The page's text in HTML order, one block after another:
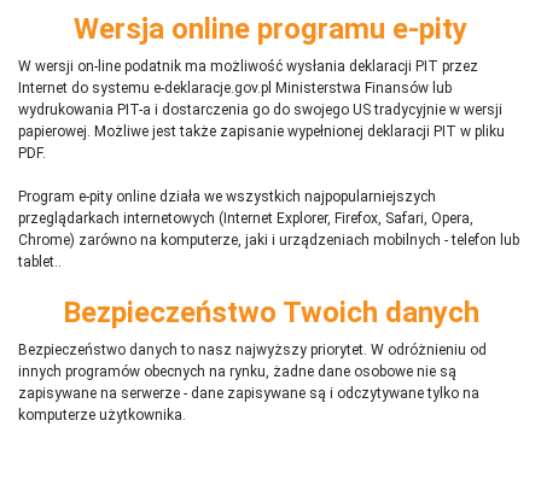
Wersja online programu e-pity
W wersji on-line podatnik ma możliwość wysłania deklaracji PIT przez
Internet do systemu e-deklaracje.gov.pl Ministerstwa Finansów lub
wydrukowania PIT-a i dostarczenia go do swojego US tradycyjnie w wersji
papierowej. Możliwe jest także zapisanie wypełnionej deklaracji PIT w pliku
PDF.
Program e-pity online działa we wszystkich najpopularniejszych
przeglądarkach internetowych (Internet Explorer, Firefox, Safari, Opera,
Chrome) zarówno na komputerze, jaki i urządzeniach mobilnych - telefon lub
tablet..
Bezpieczeństwo Twoich danych
Bezpieczeństwo danych to nasz najwyższy priorytet. W odróżnieniu od
innych programów obecnych na rynku, żadne dane osobowe nie są
zapisywane na serwerze - dane zapisywane są i odczytywane tylko na
komputerze użytkownika.